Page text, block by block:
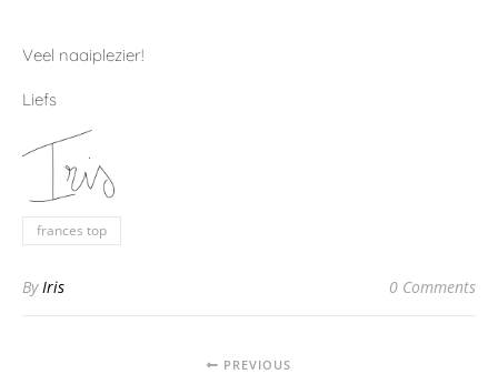
Veel naaiplezier!
Liefs
frances top
By Iris 0 Comments
PREVIOUS